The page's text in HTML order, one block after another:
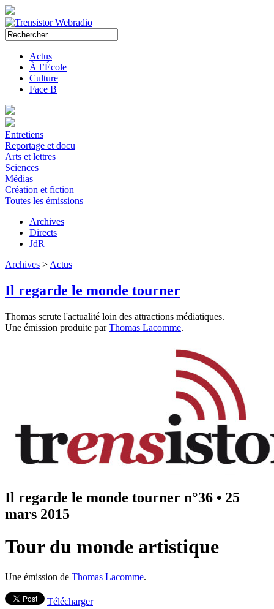
Actus
À l’École
Culture
Face B
Entretiens
Reportage et docu
Arts et lettres
Sciences
Médias
Création et fiction
Toutes les émissions
Archives
Directs
JdR
Archives > Actus
Il regarde le monde tourner
Thomas scrute l'actualité loin des attractions médiatiques.
Une émission produite parThomas Lacomme.
Il regarde le monde tourner n°36 • 25
mars 2015
Tour du monde artistique
Une émission de Thomas Lacomme.
Télécharger